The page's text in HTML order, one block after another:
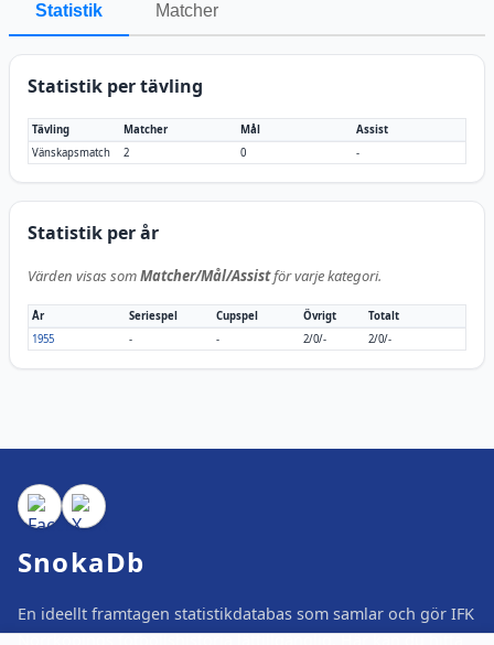
Statistik Matcher
Statistik per tävling
Tävling Matcher Mål
Assist
Vänskapsmatch
2 0 -
Statistik per år
Värden visas somMatcher/Mål/Assistför varje kategori.
År Seriespel Cupspel Övrigt
Totalt
1955
- - 2/0/- 2/0/-
SnokaDb
En ideellt framtagen statistikdatabas som samlar och gör IFK
Norrköpings fotbollshistoria lättillgänglig. Här kan du hitta